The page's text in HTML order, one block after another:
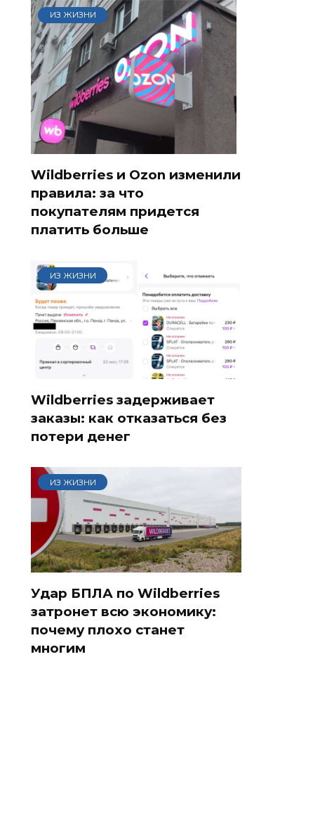
ИЗ ЖИЗНИ
Wildberries и Ozon изменили
правила: за что
покупателям придется
платить больше
ИЗ ЖИЗНИ
Wildberries задерживает
заказы: как отказаться без
потери денег
ИЗ ЖИЗНИ
Удар БПЛА по Wildberries
затронет всю экономику:
почему плохо станет
многим